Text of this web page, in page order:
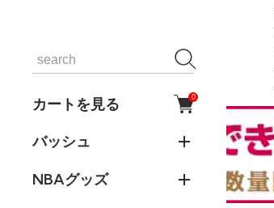
カートを見る 0
バッシュ
NBAグッズ